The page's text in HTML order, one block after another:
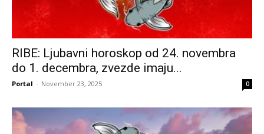
RIBE: Ljubavni horoskop od 24. novembra
do 1. decembra, zvezde imaju...
Portal - November 23, 2025 0